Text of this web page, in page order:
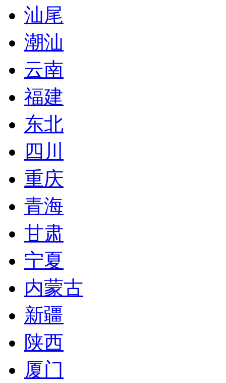
汕尾
潮汕
云南
福建
东北
四川
重庆
青海
甘肃
宁夏
内蒙古
新疆
陕西
厦门